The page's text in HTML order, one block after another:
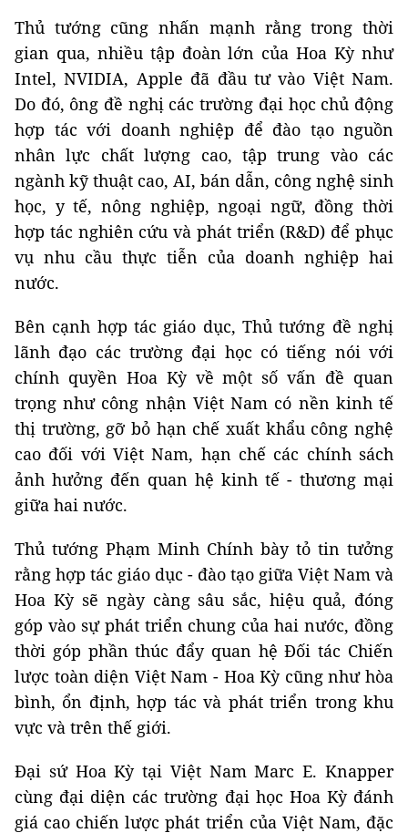
Thủ tướng cũng nhấn mạnh rằng trong thời
gian qua, nhiều tập đoàn lớn của Hoa Kỳ như
Intel, NVIDIA, Apple đã đầu tư vào Việt Nam.
Do đó, ông đề nghị các trường đại học chủ động
hợp tác với doanh nghiệp để đào tạo nguồn
nhân lực chất lượng cao, tập trung vào các
ngành kỹ thuật cao, AI, bán dẫn, công nghệ sinh
học, y tế, nông nghiệp, ngoại ngữ, đồng thời
hợp tác nghiên cứu và phát triển (R&D) để phục
vụ nhu cầu thực tiễn của doanh nghiệp hai
nước.
Bên cạnh hợp tác giáo dục, Thủ tướng đề nghị
lãnh đạo các trường đại học có tiếng nói với
chính quyền Hoa Kỳ về một số vấn đề quan
trọng như công nhận Việt Nam có nền kinh tế
thị trường, gỡ bỏ hạn chế xuất khẩu công nghệ
cao đối với Việt Nam, hạn chế các chính sách
ảnh hưởng đến quan hệ kinh tế - thương mại
giữa hai nước.
Thủ tướng Phạm Minh Chính bày tỏ tin tưởng
rằng hợp tác giáo dục - đào tạo giữa Việt Nam và
Hoa Kỳ sẽ ngày càng sâu sắc, hiệu quả, đóng
góp vào sự phát triển chung của hai nước, đồng
thời góp phần thúc đẩy quan hệ Đối tác Chiến
lược toàn diện Việt Nam - Hoa Kỳ cũng như hòa
bình, ổn định, hợp tác và phát triển trong khu
vực và trên thế giới.
Đại sứ Hoa Kỳ tại Việt Nam Marc E. Knapper
cùng đại diện các trường đại học Hoa Kỳ đánh
giá cao chiến lược phát triển của Việt Nam, đặc